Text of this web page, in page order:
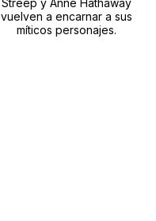
vuelven a encarnar a sus
míticos personajes.